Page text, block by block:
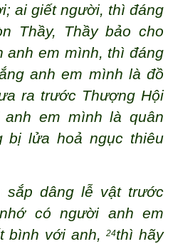
ai giết người, thì đáng
Thầy, Thầy bảo cho
anh em mình, thì đáng
anh em mình là đồ
ra trước Thượng Hội
em mình là quân
bị lửa hoả ngục thiêu
sắp dâng lễ vật trước
có người anh em
bình với anh,24thì hãy